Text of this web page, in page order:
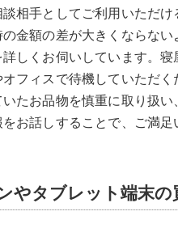
相手としてご利用いただけ
金額の差が大きくならな
しくお伺いしています。
フィスで待機していただ
たお品物を慎重に取り扱
お話しすることで、ご満足
やタブレット端末